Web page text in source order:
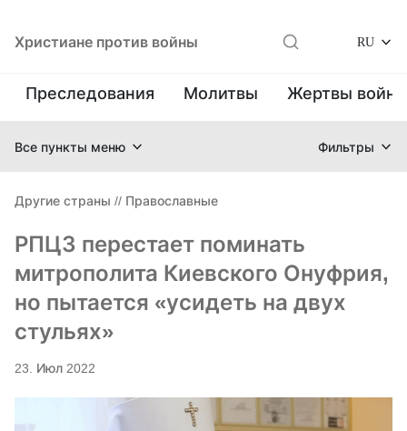
Христиане против войны RU
Преследования Молитвы Жертвы
Все пункты меню Фильтры
Другие страны // Православные
РПЦЗ перестает поминать
митрополита Киевского Онуфрия,
но пытается «усидеть на двух
стульях»
23. Июл 2022